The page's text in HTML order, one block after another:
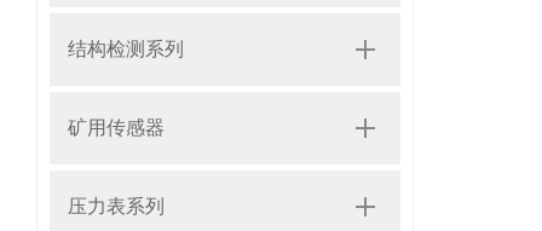
结构检测系列
矿用传感器
压力表系列